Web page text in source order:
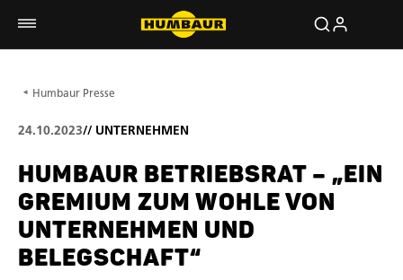
Humbaur Presse
24.10.2023// UNTERNEHMEN
HUMBAUR BETRIEBSRAT – „EIN
GREMIUM ZUM WOHLE VON
UNTERNEHMEN UND
BELEGSCHAFT“